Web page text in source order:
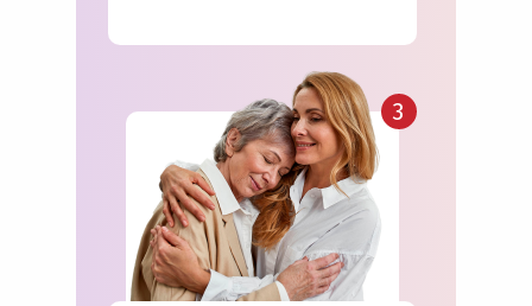
3